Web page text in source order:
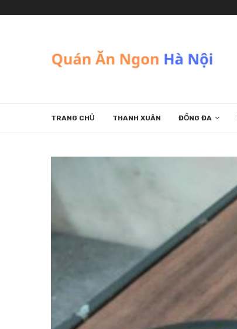
TRANG CHỦ THANH XUÂN ĐỐNG ĐA